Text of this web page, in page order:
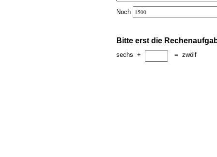
Noch
Bitte erst die
sechs + = zwölf